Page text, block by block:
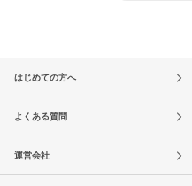
はじめての方へ
よくある質問
運営会社